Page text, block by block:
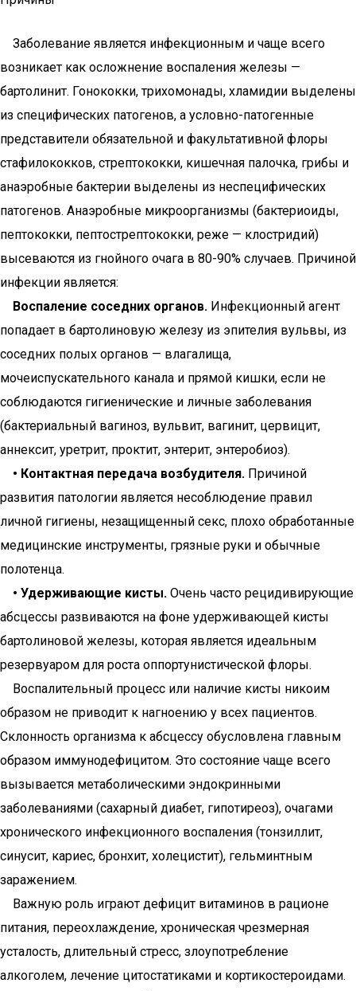
Заболевание является инфекционным и чаще всего
возникает как осложнение воспаления железы —
бартолинит. Гонококки, трихомонады, хламидии выделены
из специфических патогенов, а условно-патогенные
представители обязательной и факультативной флоры
стафилококков, стрептококки, кишечная палочка, грибы и
анаэробные бактерии выделены из неспецифических
патогенов. Анаэробные микроорганизмы (бактериоиды,
пептококки, пептострептококки, реже — клостридий)
высеваются из гнойного очага в 80-90% случаев. Причиной
инфекции является:
Воспаление соседних органов. Инфекционный агент
попадает в бартолиновую железу из эпителия вульвы, из
соседних полых органов — влагалища,
мочеиспускательного канала и прямой кишки, если не
соблюдаются гигиенические и личные заболевания
(бактериальный вагиноз, вульвит, вагинит, цервицит,
аннексит, уретрит, проктит, энтерит, энтеробиоз).
• Контактная передача возбудителя. Причиной
развития патологии является несоблюдение правил
личной гигиены, незащищенный секс, плохо обработанные
медицинские инструменты, грязные руки и обычные
полотенца.
• Удерживающие кисты. Очень часто рецидивирующие
абсцессы развиваются на фоне удерживающей кисты
бартолиновой железы, которая является идеальным
резервуаром для роста оппортунистической флоры.
Воспалительный процесс или наличие кисты никоим
образом не приводит к нагноению у всех пациентов.
Склонность организма к абсцессу обусловлена ​​главным
образом иммунодефицитом. Это состояние чаще всего
вызывается метаболическими эндокринными
заболеваниями (сахарный диабет, гипотиреоз), очагами
хронического инфекционного воспаления (тонзиллит,
синусит, кариес, бронхит, холецистит), гельминтным
заражением.
Важную роль играют дефицит витаминов в рационе
питания, переохлаждение, хроническая чрезмерная
усталость, длительный стресс, злоупотребление
алкоголем, лечение цитостатиками и кортикостероидами.